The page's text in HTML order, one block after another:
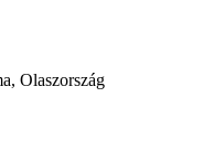
Olaszország